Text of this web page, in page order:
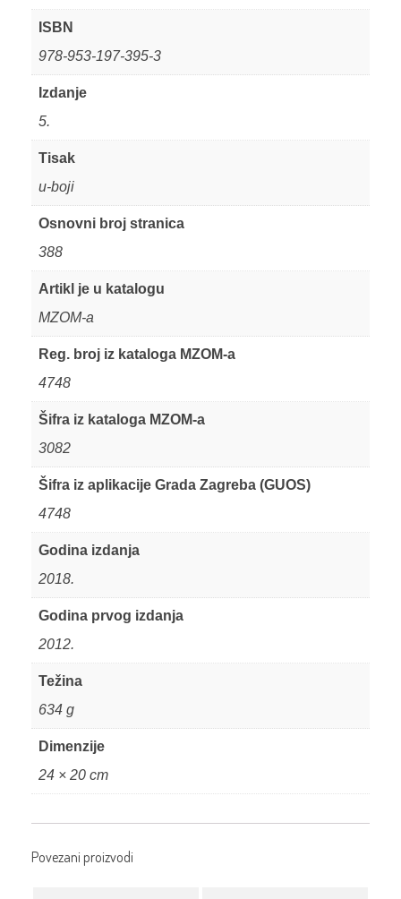
ISBN
978-953-197-395-3
Izdanje
5.
Tisak
u-boji
Osnovni broj stranica
388
Artikl je u katalogu
MZOM-a
Reg. broj iz kataloga MZOM-a
4748
Šifra iz kataloga MZOM-a
3082
Šifra iz aplikacije Grada Zagreba (GUOS)
4748
Godina izdanja
2018.
Godina prvog izdanja
2012.
Težina
634 g
Dimenzije
24 × 20 cm
Povezani proizvodi